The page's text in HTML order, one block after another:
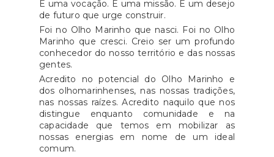
É uma vocação. É uma missão. É um desejo
de futuro que urge construir.
Foi no Olho Marinho que nasci. Foi no Olho
Marinho que cresci. Creio ser um profundo
conhecedor do nosso território e das nossas
gentes.
Acredito no potencial do Olho Marinho e
dos olhomarinhenses, nas nossas tradições,
nas nossas raízes. Acredito naquilo que nos
distingue enquanto comunidade e na
capacidade que temos em mobilizar as
nossas energias em nome de um ideal
comum.